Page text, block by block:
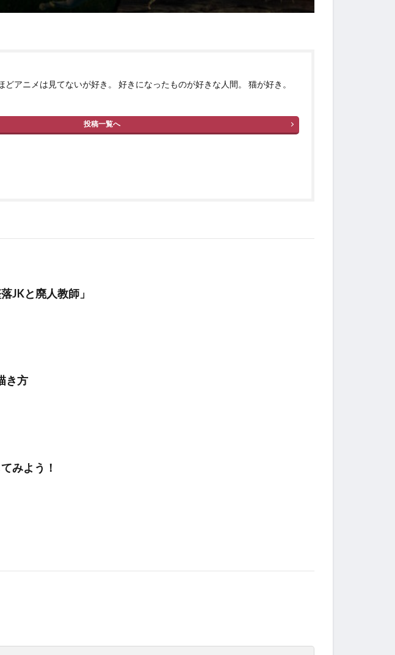
どアニメは見てないが好き。 好きになったものが好きな人間。 猫が好き。
投稿一覧へ
JKと廃人教師」
き方
みよう！